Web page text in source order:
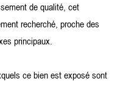
de qualité, cet
recherché, proche des
principaux.
ce bien est exposé sont